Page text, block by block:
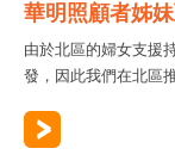
華明照顧者姊
由於北區的婦女支援
發，因此我們在北區